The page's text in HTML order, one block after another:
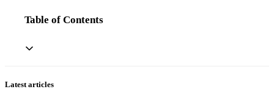
Table of Contents
Latest articles